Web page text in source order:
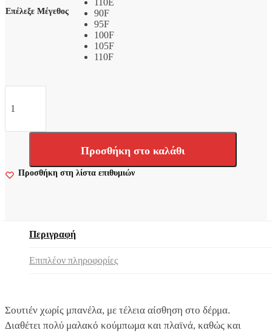
Επέλεξε Μέγεθος
90F
95F
100F
105F
110F
Triumph
Doreen
σε
Ενίσχυση
Προσθήκη στο καλάθι
Προσθήκη στη λίστα επιθυμιών
Περιγραφή
Επιπλέον πληροφορίες
Σουτιέν χωρίς μπανέλα, με τέλεια αίσθηση στο δέρμα.
Διαθέτει πολύ μαλακό κούμπωμα και πλαϊνά, καθώς και